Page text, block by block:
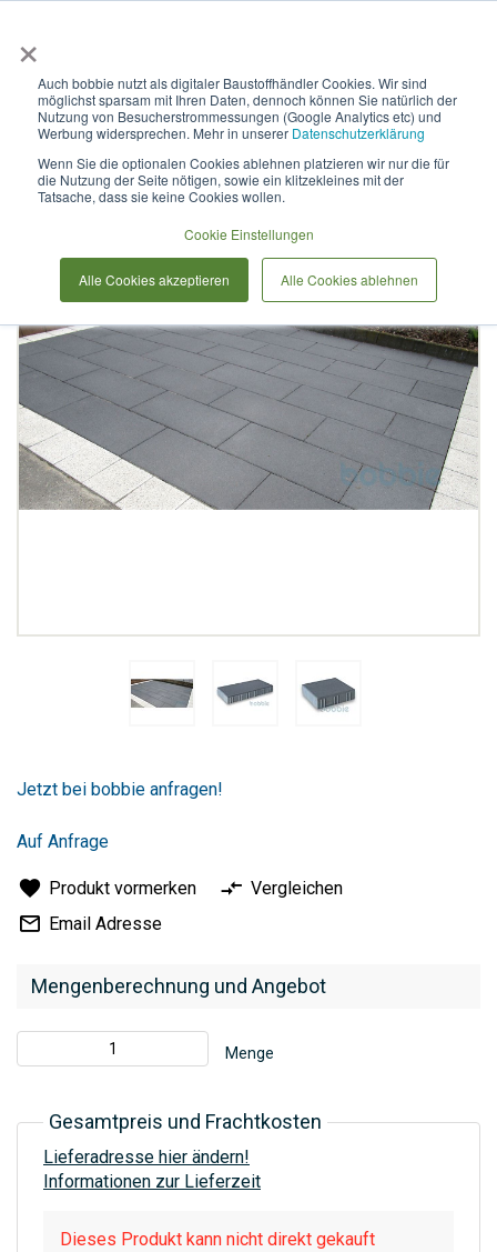
×
Auch bobbie nutzt als digitaler Baustoffhändler Cookies. Wir sind
möglichst sparsam mit Ihren Daten, dennoch können Sie natürlich der
Nutzung von Besucherstrommessungen (Google Analytics etc) und
Werbung widersprechen. Mehr in unserer Datenschutzerklärung
Wenn Sie die optionalen Cookies ablehnen platzieren wir nur die für
die Nutzung der Seite nötigen, sowie ein klitzekleines mit der
Tatsache, dass sie keine Cookies wollen.
Cookie Einstellungen
Alle Cookies akzeptieren Alle Cookies ablehnen
Pflasterstein Paris Secur MF
Zum
Ende
Bildergalerie
springen
der
springen
Mengenberechnung und Angebot
Menge
Gesamtpreis und Frachtkosten
Lieferadresse hier ändern!
Informationen zur Lieferzeit
Dieses Produkt kann nicht direkt gekauft
Jetzt bei bobbie anfragen!
Auf Anfrage
Produkt vormerken
Vergleichen
Email Adresse